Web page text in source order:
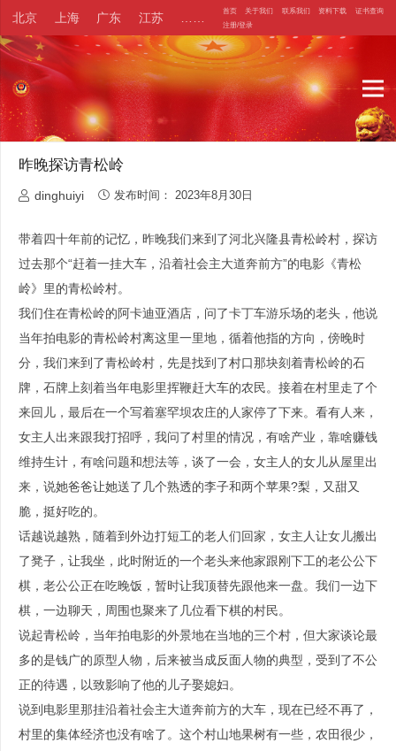
北京 上海 广东 江苏 首页 关于我们 联系我们 资料下载
证书查询
注册/登录
昨晚探访青松岭
dinghuiyi 发布时间：2023年8月30日
带着四十年前的记忆，昨晚我们来到了河北兴隆县青松岭村，探访
过去那个“赶着一挂大车，沿着社会主大道奔前方”的电影《青松
岭》里的青松岭村。
我们住在青松岭的阿卡迪亚酒店，问了卡丁车游乐场的老头，他说
当年拍电影的青松岭村离这里一里地，循着他指的方向，傍晚时
分，我们来到了青松岭村，先是找到了村口那块刻着青松岭的石
牌，石牌上刻着当年电影里挥鞭赶大车的农民。接着在村里走了个
来回儿，最后在一个写着塞罕坝农庄的人家停了下来。看有人来，
女主人出来跟我打招呼，我问了村里的情况，有啥产业，靠啥赚钱
维持生计，有啥问题和想法等，谈了一会，女主人的女儿从屋里出
来，说她爸爸让她送了几个熟透的李子和两个苹果?梨，又甜又
脆，挺好吃的。
话越说越熟，随着到外边打短工的老人们回家，女主人让女儿搬出
了凳子，让我坐，此时附近的一个老头来他家跟刚下工的老公公下
棋，老公公正在吃晚饭，暂时让我顶替先跟他来一盘。我们一边下
棋，一边聊天，周围也聚来了几位看下棋的村民。
说起青松岭，当年拍电影的外景地在当地的三个村，但大家谈论最
多的是钱广的原型人物，后来被当成反面人物的典型，受到了不公
正的待遇，以致影响了他的儿子娶媳妇。
说到电影里那挂沿着社会主大道奔前方的大车，现在已经不再了，
村里的集体经济也没有啥了。这个村山地果树有一些，农田很少，